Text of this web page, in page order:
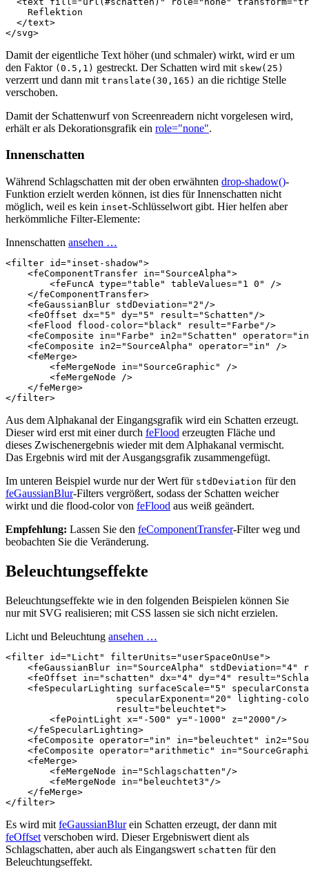
    Reflektion
</text>
</svg>
Damit der eigentliche Text höher (und schmaler) wirkt, wird er um
den Faktor (0.5,1) gestreckt. Der Schatten wird mit skew(25)
verzerrt und dann mit translate(30,165) an die richtige Stelle
verschoben.
Damit der Schattenwurf von Screenreadern nicht vorgelesen wird,
erhält er als Dekorationsgrafik ein role="none".
Innenschatten
Während Schlagschatten mit der oben erwähnten drop-shadow()-
Funktion erzielt werden können, ist dies für Innenschatten nicht
möglich, weil es kein inset-Schlüsselwort gibt. Hier helfen aber
herkömmliche Filter-Elemente:
Innenschatten ansehen …
<filter id="inset-shadow">
<feComponentTransfer in="SourceAlpha">
<feFuncA type="table" tableValues="1 0"
/>
</feComponentTransfer>
<feGaussianBlur stdDeviation="2" />
<feOffset dx="5" dy="5" result="Schatten" />
<feFlood
flood-color="black" result="Farbe" />
<feComposite
in="Farbe" in2="Schatten" operator=
<feComposite
in2="SourceAlpha" operator="in"
/>
<feMerge>
<feMergeNode
in="SourceGraphic"
/>
<feMergeNode
/>
</feMerge>
</filter>
Aus dem Alphakanal der Eingangsgrafik wird ein Schatten erzeugt.
Dieser wird erst mit einer durch feFlood erzeugten Fläche und
dieses Zwischenergebnis wieder mit dem Alphakanal vermischt.
Das Ergebnis wird mit der Ausgangsgrafik zusammengefügt.
Im unteren Beispiel wurde nur der Wert für stdDeviation für den
feGaussianBlur-Filters vergrößert, sodass der Schatten weicher
wirkt und die flood-color von feFlood aus weiß geändert.
Empfehlung: Lassen Sie den feComponentTransfer-Filter weg und
beobachten Sie die Veränderung.
Beleuchtungseffekte
Beleuchtungseffekte wie in den folgenden Beispielen können Sie
nur mit SVG realisieren; mit CSS lassen sie sich nicht erzielen.
Licht und Beleuchtung ansehen …
<filter id="Licht" filterUnits="userSpaceOnUse">
<feGaussianBlur in="SourceAlpha" stdDeviation="4"
<feOffset
in="schatten" dx="4" dy="4" result=
<feSpecularLighting
surfaceScale="5"
specularExponent="20"
lighting-
result="beleuchtet">
<fePointLight
x="-500" y="-1000" z="2000" />
</feSpecularLighting>
<feComposite operator="in" in="beleuchtet" in2=
<feComposite operator="arithmetic" in=
<feMerge>
<feMergeNode
in="Schlagschatten" />
<feMergeNode
in="beleuchtet3" />
</feMerge>
</filter>
Es wird mit feGaussianBlurein Schatten erzeugt, der dann mit
feOffset verschoben wird. Dieser Ergebniswert dient als
Schlagschatten, aber auch als Eingangswert schatten für den
Beleuchtungseffekt.